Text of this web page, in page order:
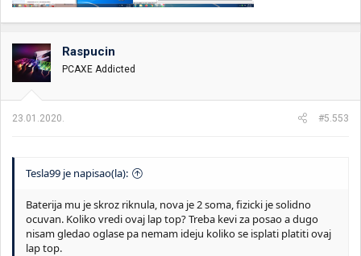
Raspucin
PCAXE Addicted
23.01.2020. #5.553
Tesla99 je napisao(la):
Baterija mu je skroz riknula, nova je 2 soma, fizicki je solidno
ocuvan. Koliko vredi ovaj lap top? Treba kevi za posao a dugo
nisam gledao oglase pa nemam ideju koliko se isplati platiti ovaj
lap top.